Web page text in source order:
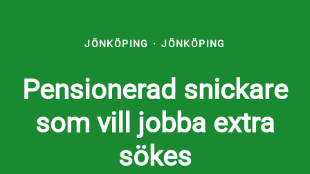
JÖNKÖPING · JÖNKÖPING
Pensionerad snickare
som vill jobba extra
sökes